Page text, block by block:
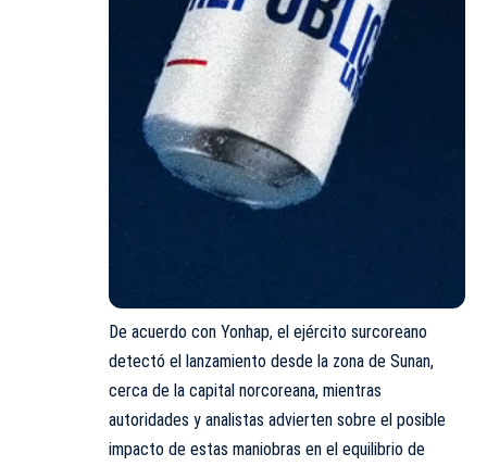
De acuerdo con Yonhap, el ejército surcoreano
detectó el lanzamiento desde la zona de Sunan,
cerca de la capital norcoreana, mientras
autoridades y analistas advierten sobre el posible
impacto de estas maniobras en el equilibrio de